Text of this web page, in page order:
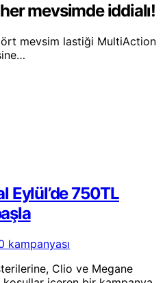
mevsimde iddialı!
mevsim lastiği MultiAction
Eylül’de 750TL
Clio ve Megane